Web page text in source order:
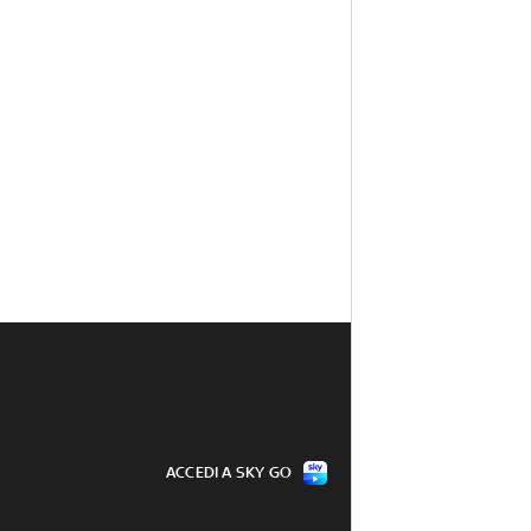
ACCEDI A SKY GO